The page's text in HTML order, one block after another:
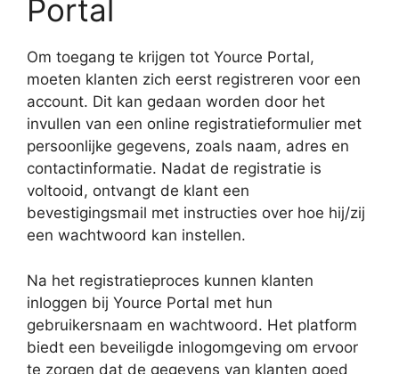
Portal
Om toegang te krijgen tot Yource Portal,
moeten klanten zich eerst registreren voor een
account. Dit kan gedaan worden door het
invullen van een online registratieformulier met
persoonlijke gegevens, zoals naam, adres en
contactinformatie. Nadat de registratie is
voltooid, ontvangt de klant een
bevestigingsmail met instructies over hoe hij/zij
een wachtwoord kan instellen.
Na het registratieproces kunnen klanten
inloggen bij Yource Portal met hun
gebruikersnaam en wachtwoord. Het platform
biedt een beveiligde inlogomgeving om ervoor
te zorgen dat de gegevens van klanten goed